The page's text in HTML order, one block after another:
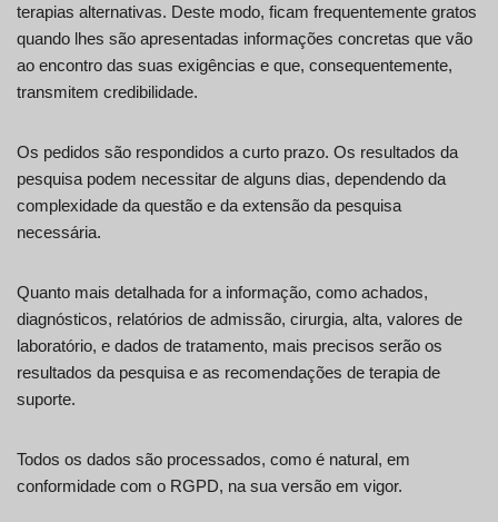
terapias alternativas. Deste modo, ficam frequentemente gratos
quando lhes são apresentadas informações concretas que vão
ao encontro das suas exigências e que, consequentemente,
transmitem credibilidade.
Os pedidos são respondidos a curto prazo. Os resultados da
pesquisa podem necessitar de alguns dias, dependendo da
complexidade da questão e da extensão da pesquisa
necessária.
Quanto mais detalhada for a informação, como achados,
diagnósticos, relatórios de admissão, cirurgia, alta, valores de
laboratório, e dados de tratamento, mais precisos serão os
resultados da pesquisa e as recomendações de terapia de
suporte.
Todos os dados são processados, como é natural, em
conformidade com o RGPD, na sua versão em vigor.